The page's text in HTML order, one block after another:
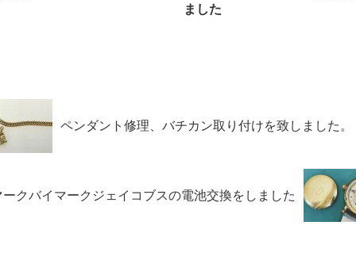
ました
ペンダント修理、バチカン取り付けを致しました。
ークバイマークジェイコブスの電池交換をしました